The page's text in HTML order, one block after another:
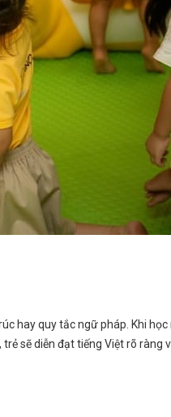
hay quy tắc ngữ pháp. Khi
sẽ diễn đạt tiếng Việt rõ ràng